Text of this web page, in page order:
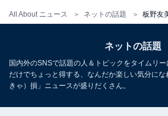
All About ニュース ネットの話題
ネットの話題
国内外のSNSで話題の人＆トピックをタイムリ
だけでちょっと得する、なんだか楽しい気分に
きゃ）損」ニュースが盛りだくさん。